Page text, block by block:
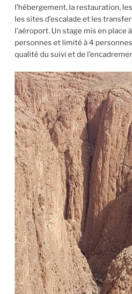
l’hébergement, la restauration,
les sites d’escalade et les
l’aéroport. Un stage mis en place
personnes et limité à 4
qualité du suivi et de